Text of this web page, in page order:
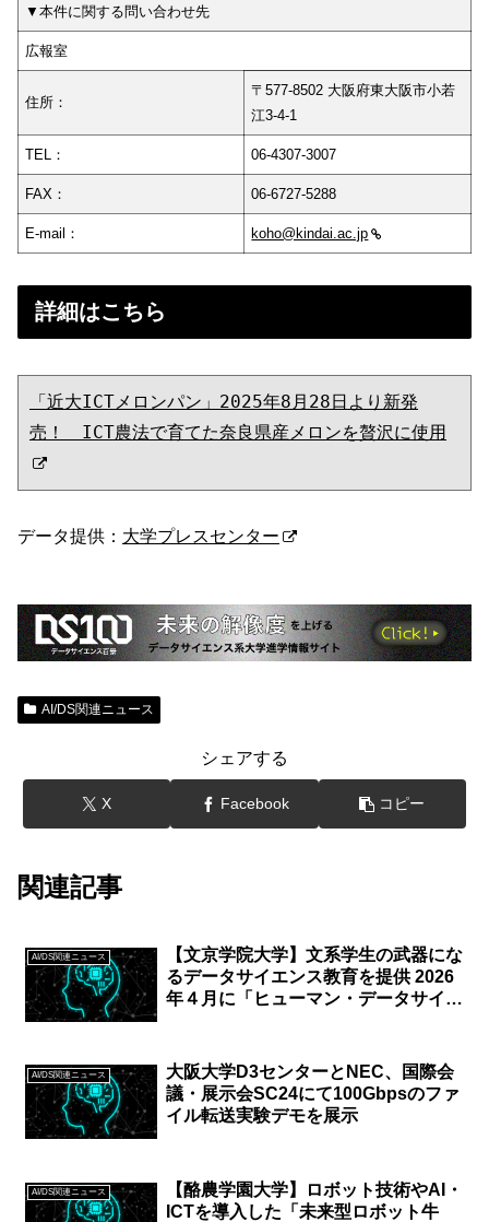
▼本件に関する問い合わせ先
広報室
住所：
〒577-8502 大阪府東大阪市小若
江3-4-1
TEL： 06‐4307‐3007
FAX： 06‐6727‐5288
E-mail： koho@kindai.ac.jp
詳細はこちら
「近大ICTメロンパン」2025年8月28日より新発
売！　ICT農法で育てた奈良県産メロンを贅沢に使用
データ提供： 大学プレスセンター
AI/DS関連ニュース
シェアする
X Facebook コピー
関連記事
AI/DS関連ニュース
【文京学院大学】文系学生の武器にな
るデータサイエンス教育を提供 2026
年４月に「ヒューマン・データサイエ
AI/DS関連ニュース
大阪大学D3センターとNEC、国際会
議・展示会SC24にて100Gbpsのファ
イル転送実験デモを展示
AI/DS関連ニュース
【酪農学園大学】ロボット技術やAI・
ICTを導入した「未来型ロボット牛